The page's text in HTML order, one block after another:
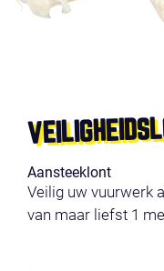
Aansteeklont
Veilig uw vuurwerk
van maar liefst 1